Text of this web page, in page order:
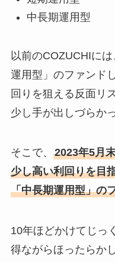
中長期運用型
以前のCOZUCHIに
運用型」のファンド
回りを狙える反面リ
少し手が出しづらか
そこで、 2023年5月
少し高い利回りを目
「中長期運用型」の
10年ほどかけてじっ
得ながらほったらか